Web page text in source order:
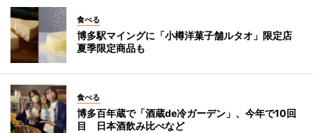
食べる
博多駅マイングに「小樽洋菓子舗ルタオ」限定店
夏季限定商品も
食べる
博多百年蔵で「酒蔵de冷ガーデン」、今年で10回
目 日本酒飲み比べなど